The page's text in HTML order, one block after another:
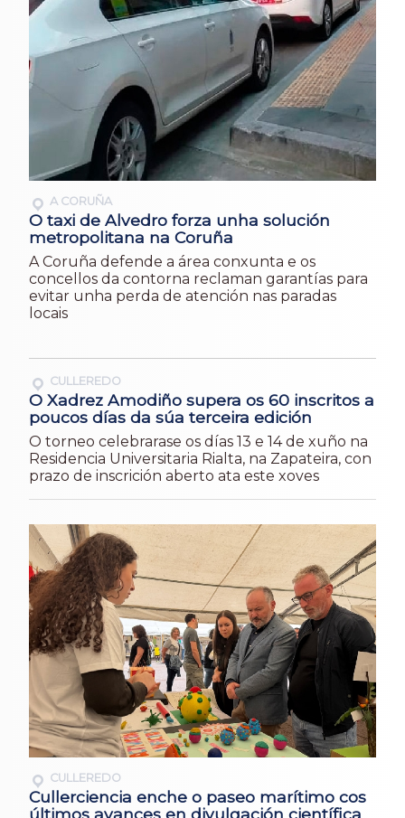
A CORUÑA
O taxi de Alvedro forza unha solución
metropolitana na Coruña
A Coruña defende a área conxunta e os
concellos da contorna reclaman garantías para
evitar unha perda de atención nas paradas
locais
CULLEREDO
O Xadrez Amodiño supera os 60 inscritos a
poucos días da súa terceira edición
O torneo celebrarase os días 13 e 14 de xuño na
Residencia Universitaria Rialta, na Zapateira, con
prazo de inscrición aberto ata este xoves
CULLEREDO
Cullerciencia enche o paseo marítimo cos
últimos avances en divulgación científica